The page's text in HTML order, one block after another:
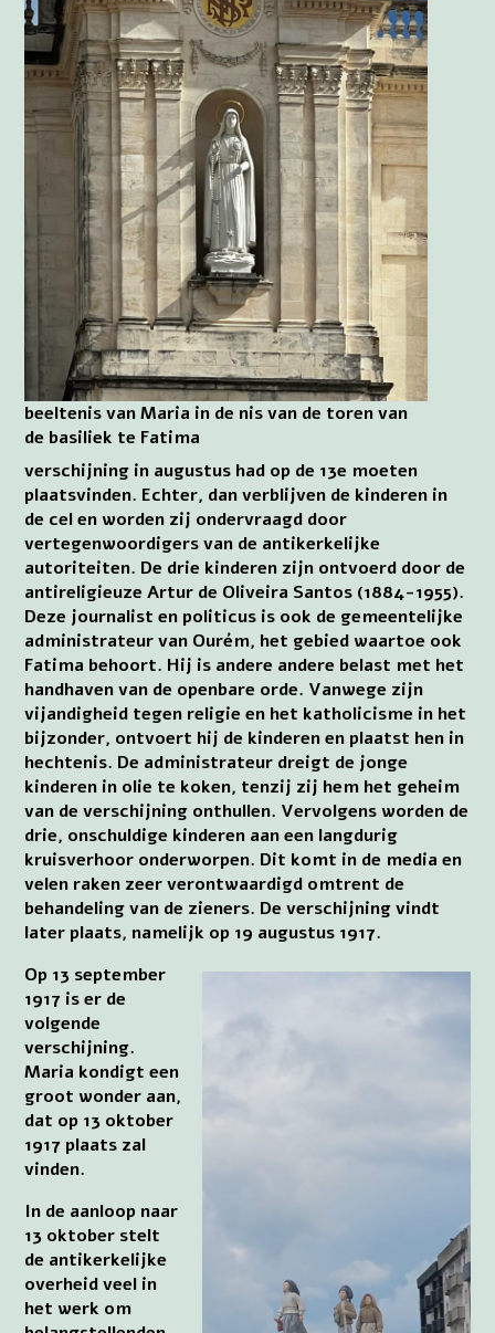
beeltenis van Maria in de nis van de toren van
de basiliek te Fatima
verschijning in augustus had op de 13e moeten
plaatsvinden. Echter, dan verblijven de kinderen in
de cel en worden zij ondervraagd door
vertegenwoordigers van de antikerkelijke
autoriteiten. De drie kinderen zijn ontvoerd door de
antireligieuze Artur de Oliveira Santos (1884-1955).
Deze journalist en politicus is ook de gemeentelijke
administrateur van Ourém, het gebied waartoe ook
Fatima behoort. Hij is andere andere belast met het
handhaven van de openbare orde. Vanwege zijn
vijandigheid tegen religie en het katholicisme in het
bijzonder, ontvoert hij de kinderen en plaatst hen in
hechtenis. De administrateur dreigt de jonge
kinderen in olie te koken, tenzij zij hem het geheim
van de verschijning onthullen. Vervolgens worden de
drie, onschuldige kinderen aan een langdurig
kruisverhoor onderworpen. Dit komt in de media en
velen raken zeer verontwaardigd omtrent de
behandeling van de zieners. De verschijning vindt
later plaats, namelijk op 19 augustus 1917.
Op 13 september
1917 is er de
volgende
verschijning.
Maria kondigt een
groot wonder aan,
dat op 13 oktober
1917 plaats zal
vinden.
In de aanloop naar
13 oktober stelt
de antikerkelijke
overheid veel in
het werk om